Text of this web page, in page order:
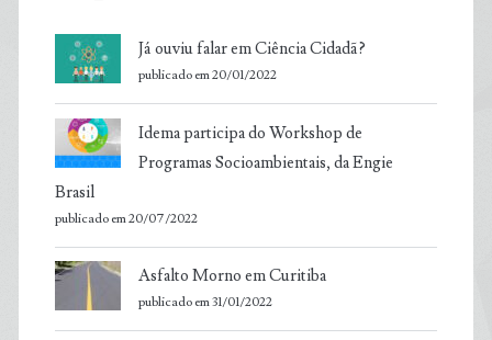
Já ouviu falar em Ciência Cidadã?
publicado em 20/01/2022
Idema participa do Workshop de
Programas Socioambientais, da Engie
Brasil
publicado em 20/07/2022
Asfalto Morno em Curitiba
publicado em 31/01/2022